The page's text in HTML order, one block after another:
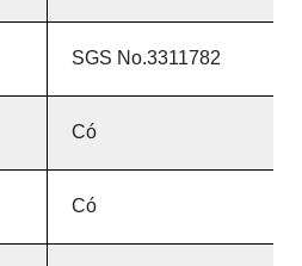
SGS No.3311782
Có
Có